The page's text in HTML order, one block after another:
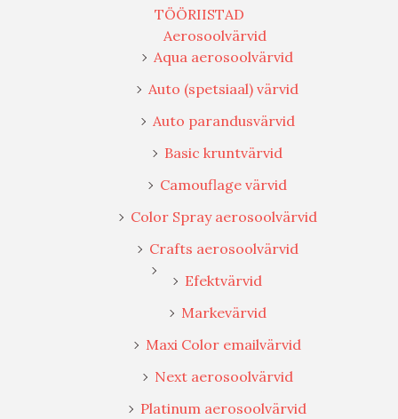
TÖÖRIISTAD
Aerosoolvärvid
Aqua aerosoolvärvid
Auto (spetsiaal) värvid
Auto parandusvärvid
Basic kruntvärvid
Camouflage värvid
Color Spray aerosoolvärvid
Crafts aerosoolvärvid
Efektvärvid
Markevärvid
Maxi Color emailvärvid
Next aerosoolvärvid
Platinum aerosoolvärvid